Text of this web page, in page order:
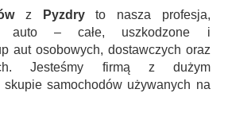
z Pyzdryto nasza profesja,
auto – całe, uszkodzone i
aut osobowych, dostawczych oraz
Jesteśmy firmą z dużym
samochodów używanych na